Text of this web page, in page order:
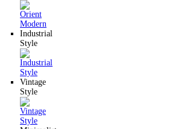
Industrial
Style
Vintage
Style